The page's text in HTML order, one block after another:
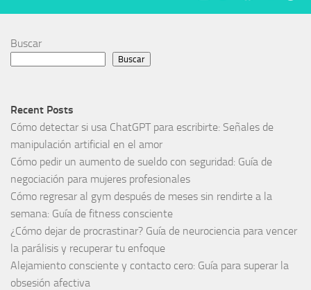
Buscar
Buscar
Recent Posts
Cómo detectar si usa ChatGPT para escribirte: Señales de
manipulación artificial en el amor
Cómo pedir un aumento de sueldo con seguridad: Guía de
negociación para mujeres profesionales
Cómo regresar al gym después de meses sin rendirte a la
semana: Guía de fitness consciente
¿Cómo dejar de procrastinar? Guía de neurociencia para vencer
la parálisis y recuperar tu enfoque
Alejamiento consciente y contacto cero: Guía para superar la
obsesión afectiva